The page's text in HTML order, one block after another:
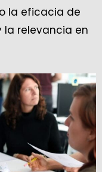
la eficacia de
la relevancia en